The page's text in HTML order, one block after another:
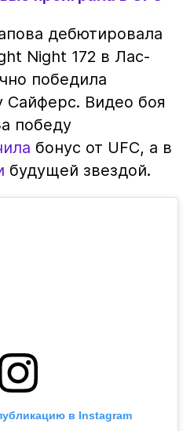
дебютировала
Night 172 в Лас-
победила
Сайферс. Видео боя
победу
бонус от UFC, а в
будущей звездой.
в Instagram